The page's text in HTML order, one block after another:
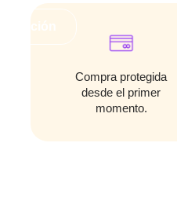
Compra protegida
desde el primer
momento.